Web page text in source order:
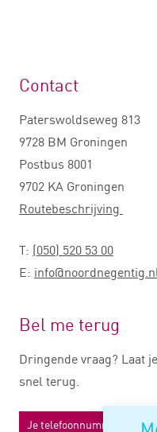
Contact
Paterswoldseweg 813
9728 BM Groningen
Postbus 8001
9702 KA Groningen
Routebeschrijving
T: (050) 520 53 00
E:
Bel me terug
Dringende vraag? Laat
snel terug.